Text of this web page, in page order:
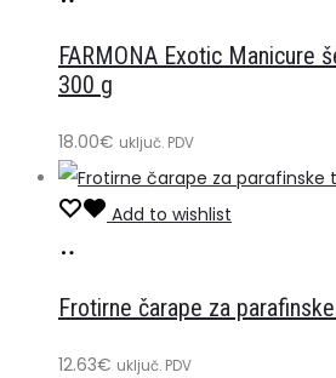
košaricu
FARMONA Exotic Manicure
300 g
18.00€ uključ. PDV
Add to wishlist
košaricu
Frotirne čarape za
12.63€ uključ. PDV